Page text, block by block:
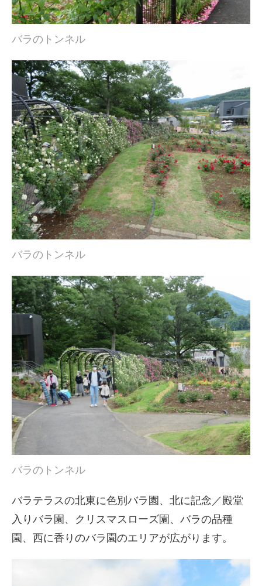
バラのトンネル
バラのトンネル
バラのトンネル
バラテラスの北東に色別バラ園、北に記念／殿堂
入りバラ園、クリスマスローズ園、バラの品種
園、西に香りのバラ園のエリアが広がります。